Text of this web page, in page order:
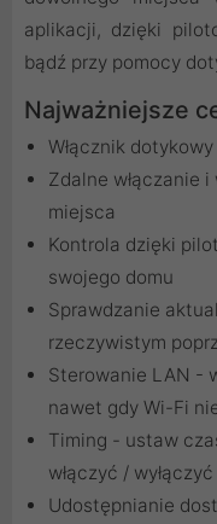
aplikacji, dzięki
bądź przy pomocy
Najważniejsze
Włącznik
Zdalne włączanie i
miejsca
Kontrola dzięki
swojego domu
Sprawdzanie
rzeczywistym
Sterowanie LAN -
nawet gdy Wi-Fi
Timing - ustaw
włączyć /
Udostępnianie